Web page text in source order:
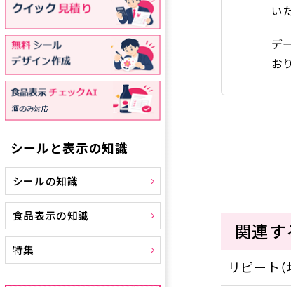
シールと表示の知識
シールの知識
食品表示の知識
特集
い
デ
お
関連
リピート